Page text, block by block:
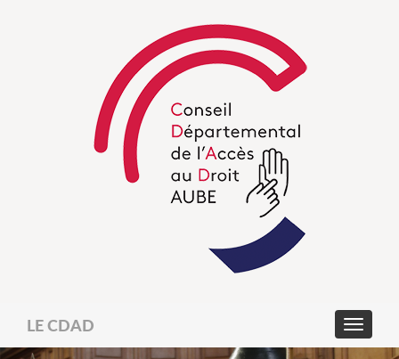
LE CDAD